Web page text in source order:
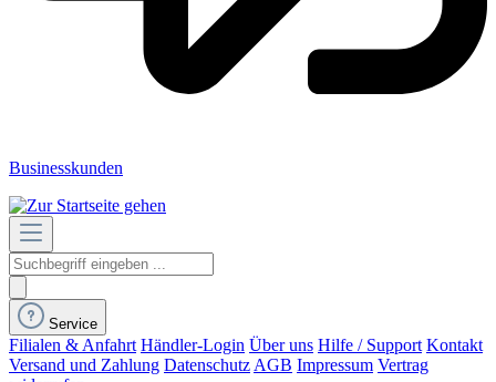
Businesskunden
Service
Filialen & Anfahrt Händler-Login Über uns Hilfe / Support Kontakt
Versand und Zahlung Datenschutz AGB Impressum Vertrag